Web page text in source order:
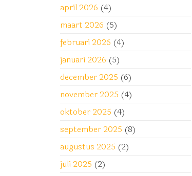
april 2026 (4)
maart 2026 (5)
februari 2026 (4)
januari 2026 (5)
december 2025 (6)
november 2025 (4)
oktober 2025 (4)
september 2025 (8)
augustus 2025 (2)
juli 2025 (2)